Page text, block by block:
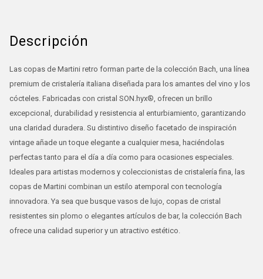
Descripción
Las copas de Martini retro forman parte de la colección Bach, una línea
premium de cristalería italiana diseñada para los amantes del vino y los
cócteles. Fabricadas con cristal SON.hyx®, ofrecen un brillo
excepcional, durabilidad y resistencia al enturbiamiento, garantizando
una claridad duradera. Su distintivo diseño facetado de inspiración
vintage añade un toque elegante a cualquier mesa, haciéndolas
perfectas tanto para el día a día como para ocasiones especiales.
Ideales para artistas modernos y coleccionistas de cristalería fina, las
copas de Martini combinan un estilo atemporal con tecnología
innovadora. Ya sea que busque vasos de lujo, copas de cristal
resistentes sin plomo o elegantes artículos de bar, la colección Bach
ofrece una calidad superior y un atractivo estético.